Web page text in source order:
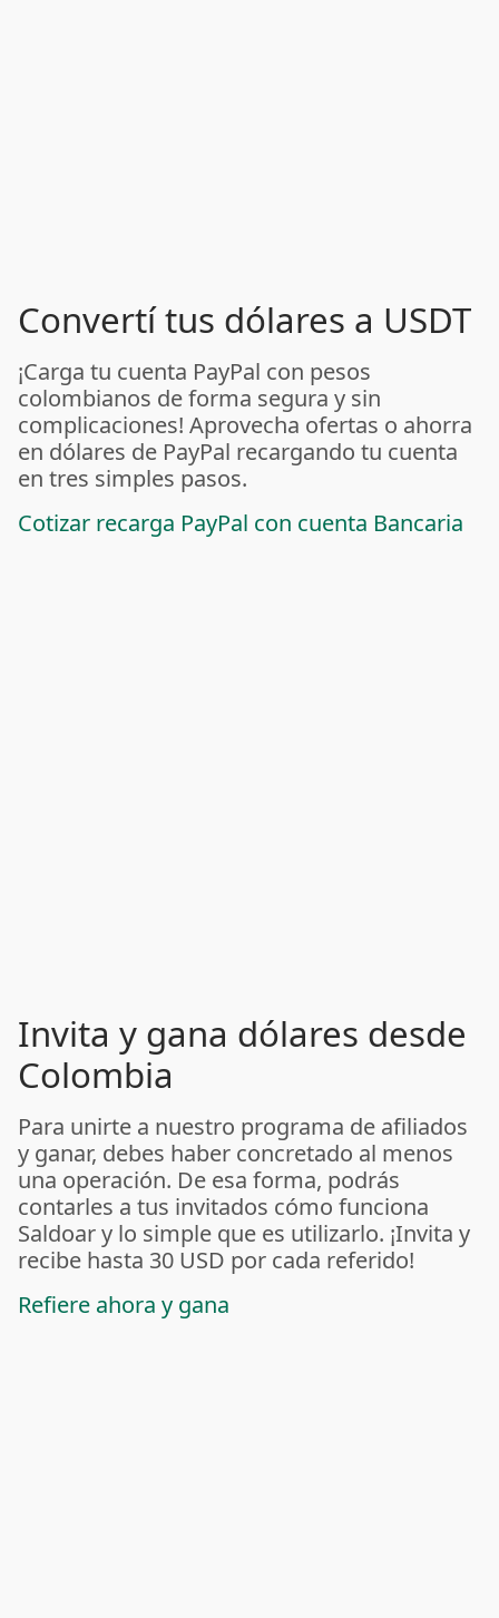
Convertí tus dólares a USDT
¡Carga tu cuenta PayPal con pesos
colombianos de forma segura y sin
complicaciones! Aprovecha ofertas o ahorra
en dólares de PayPal recargando tu cuenta
en tres simples pasos.
Cotizar recarga PayPal con cuenta Bancaria
Invita y gana dólares desde
Colombia
Para unirte a nuestro programa de afiliados
y ganar, debes haber concretado al menos
una operación. De esa forma, podrás
contarles a tus invitados cómo funciona
Saldoar y lo simple que es utilizarlo. ¡Invita y
recibe hasta 30 USD por cada referido!
Refiere ahora y gana